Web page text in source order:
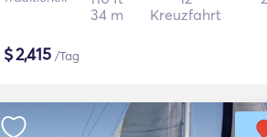
34 m
Kreuzfahrt
$2,415 /Tag